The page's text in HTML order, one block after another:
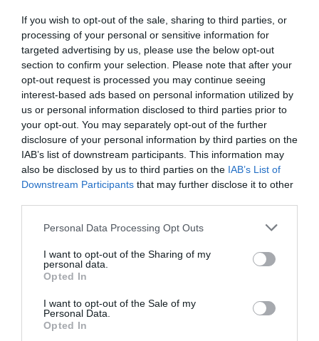
If you wish to opt-out of the sale, sharing to third parties, or
processing of your personal or sensitive information for
targeted advertising by us, please use the below opt-out
section to confirm your selection. Please note that after your
opt-out request is processed you may continue seeing
interest-based ads based on personal information utilized by
us or personal information disclosed to third parties prior to
your opt-out. You may separately opt-out of the further
disclosure of your personal information by third parties on the
IAB’s list of downstream participants. This information may
also be disclosed by us to third parties on the IAB’s List of
Downstream Participants that may further disclose it to other
Personal Data Processing Opt Outs
I want to opt-out of the Sharing of my
personal data.
Opted In
I want to opt-out of the Sale of my
Personal Data.
Opted In
Denna webbplats använder cookies
Vi använder enhetsidentifierare för att anpassa innehållet
och annonserna till användarna, tillhandahålla funktioner
för sociala medier och analysera vår trafik. Vi
annons- och analysföretag som vi samarbetar med.
Dessa kan i sin tur kombinera informationen med annan
information som du har tillhandahållit eller som de har
våra cookies vid fortsatt användande av vår webbplats.
Här kan du läsa mer om
Inställningar
i denna webbläsare till nästa gång jag skriver en
kommentar.
Executive
Future & Friends är ett
erbjuder rekrytering,
executive search och